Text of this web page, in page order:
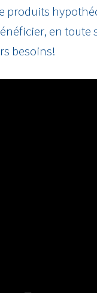
produits
en
besoins!